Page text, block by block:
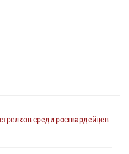
среди росгвардейцев